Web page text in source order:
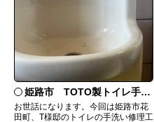
姫路市 TOTO製トイレ手洗いの水漏れ修理
お世話になります。今回は姫路市花
田町、T様邸のトイレの手洗い修理工